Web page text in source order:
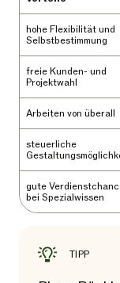
hohe Flexibilität und
Selbstbestimmung
freie Kunden- und
Projektwahl
Arbeiten von überall
steuerliche
gute
bei Spezialwissen
TIPP